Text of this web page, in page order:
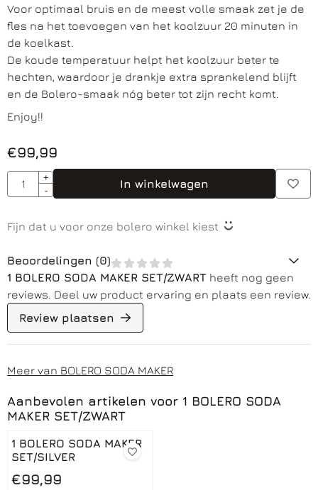
Voor optimaal bruis en de meest volle smaak zet je de
fles na het toevoegen van het koolzuur 20 minuten in
de koelkast.
De koude temperatuur helpt het koolzuur beter te
hechten, waardoor je drankje extra sprankelend blijft
en de Bolero-smaak nóg beter tot zijn recht komt.
Enjoy!!
€99,99
Aantal
+
-
In winkelwagen
Fijn dat u voor onze bolero winkel kiest
Beoordelingen (0)
1 BOLERO SODA MAKER SET/ZWART heeft nog geen
reviews. Deel uw product ervaring en plaats een review.
Review plaatsen
Meer van BOLERO SODA MAKER
Aanbevolen artikelen voor 1 BOLERO SODA
MAKER SET/ZWART
1 BOLERO SODA MAKER
SET/SILVER
Prijs: 99,99
€99,99